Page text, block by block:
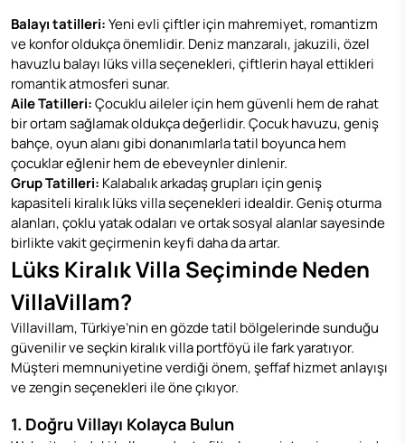
Balayı tatilleri:Yeni evli çiftler için mahremiyet, romantizm
ve konfor oldukça önemlidir. Deniz manzaralı, jakuzili, özel
havuzlu balayı lüks villa seçenekleri, çiftlerin hayal ettikleri
romantik atmosferi sunar.
Aile Tatilleri:Çocuklu aileler için hem güvenli hem de rahat
bir ortam sağlamak oldukça değerlidir. Çocuk havuzu, geniş
bahçe, oyun alanı gibi donanımlarla tatil boyunca hem
çocuklar eğlenir hem de ebeveynler dinlenir.
Grup Tatilleri: Kalabalık arkadaş grupları için geniş
kapasiteli kiralık lüks villa seçenekleri idealdir. Geniş oturma
alanları, çoklu yatak odaları ve ortak sosyal alanlar sayesinde
birlikte vakit geçirmenin keyfi daha da artar.
Lüks Kiralık Villa Seçiminde Neden
VillaVillam?
Villavillam, Türkiye’nin en gözde tatil bölgelerinde sunduğu
güvenilir ve seçkin kiralık villa portföyü ile fark yaratıyor.
Müşteri memnuniyetine verdiği önem, şeffaf hizmet anlayışı
ve zengin seçenekleri ile öne çıkıyor.
1. Doğru Villayı Kolayca Bulun